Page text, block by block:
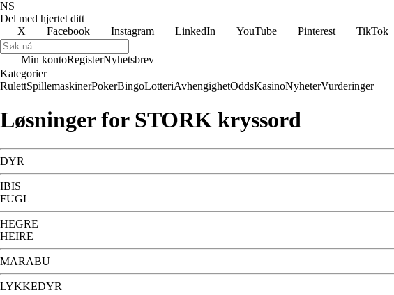
NS
Del med hjertet ditt
X
Facebook Instagram LinkedIn YouTube Pinterest TikTok
Min kontoRegisterNyhetsbrev
Kategorier
RulettSpillemaskinerPokerBingoLotteriAvhengighetOddsKasinoNyheterVurderinger
Løsninger for STORK kryssord
DYR
IBIS
FUGL
HEGRE
HEIRE
MARABU
LYKKEDYR